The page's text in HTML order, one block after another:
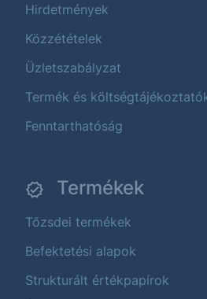
Hirdetmények
Közzétételek
Üzletszabályzat
Termék és
Fenntarthatóság
Termékek
Tőzsdei termékek
Befektetési alapok
Strukturált értékpapírok